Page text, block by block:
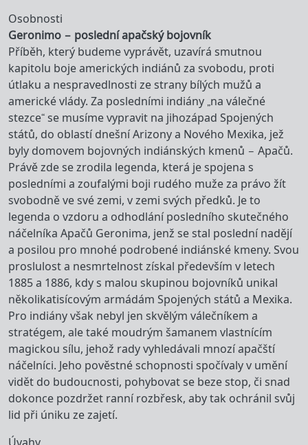
Osobnosti
Geronimo – poslední apačský bojovník
Příběh, který budeme vyprávět, uzavírá smutnou
kapitolu boje amerických indiánů za svobodu, proti
útlaku a nespravedlnosti ze strany bílých mužů a
americké vlády. Za posledními indiány „na válečné
stezce“ se musíme vypravit na jihozápad Spojených
států, do oblastí dnešní Arizony a Nového Mexika, jež
byly domovem bojovných indiánských kmenů – Apačů.
Právě zde se zrodila legenda, která je spojena s
posledními a zoufalými boji rudého muže za právo žít
svobodně ve své zemi, v zemi svých předků. Je to
legenda o vzdoru a odhodlání posledního skutečného
náčelníka Apačů Geronima, jenž se stal poslední nadějí
a posilou pro mnohé podrobené indiánské kmeny. Svou
proslulost a nesmrtelnost získal především v letech
1885 a 1886, kdy s malou skupinou bojovníků unikal
několikatisícovým armádám Spojených států a Mexika.
Pro indiány však nebyl jen skvělým válečníkem a
stratégem, ale také moudrým šamanem vlastnícím
magickou sílu, jehož rady vyhledávali mnozí apačští
náčelníci. Jeho pověstné schopnosti spočívaly v umění
vidět do budoucnosti, pohybovat se beze stop, či snad
dokonce pozdržet ranní rozbřesk, aby tak ochránil svůj
lid při úniku ze zajetí.